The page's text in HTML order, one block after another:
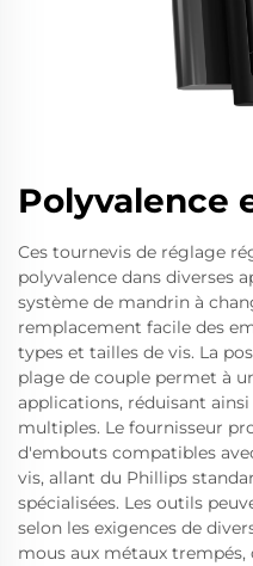
Polyvalence
Ces tournevis de réglage
polyvalence dans diverses
système de mandrin à
remplacement facile des
types et tailles de vis. La
plage de couple permet à
applications, réduisant
multiples. Le fournisseur
d'embouts compatibles
vis, allant du Phillips
spécialisées. Les outils
selon les exigences de
mous aux métaux trempés,